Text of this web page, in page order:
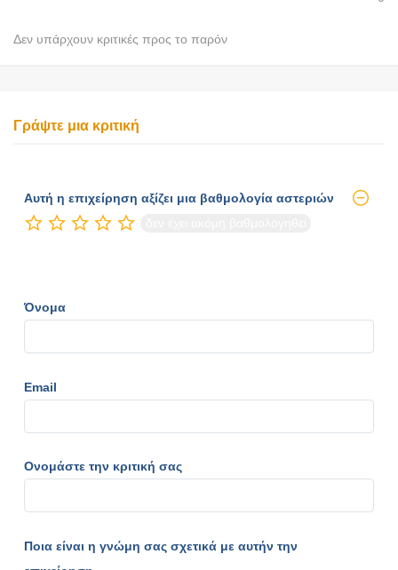
Δεν υπάρχουν κριτικές προς το παρόν
Γράψτε μια κριτική
Αυτή η επιχείρηση αξίζει μια βαθμολογία αστεριών
Όνομα
Email
Ονομάστε την κριτική σας
Ποια είναι η γνώμη σας σχετικά με αυτήν την